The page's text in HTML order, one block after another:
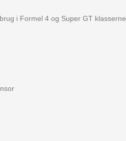
i Formel 4 og Super GT klasserne.